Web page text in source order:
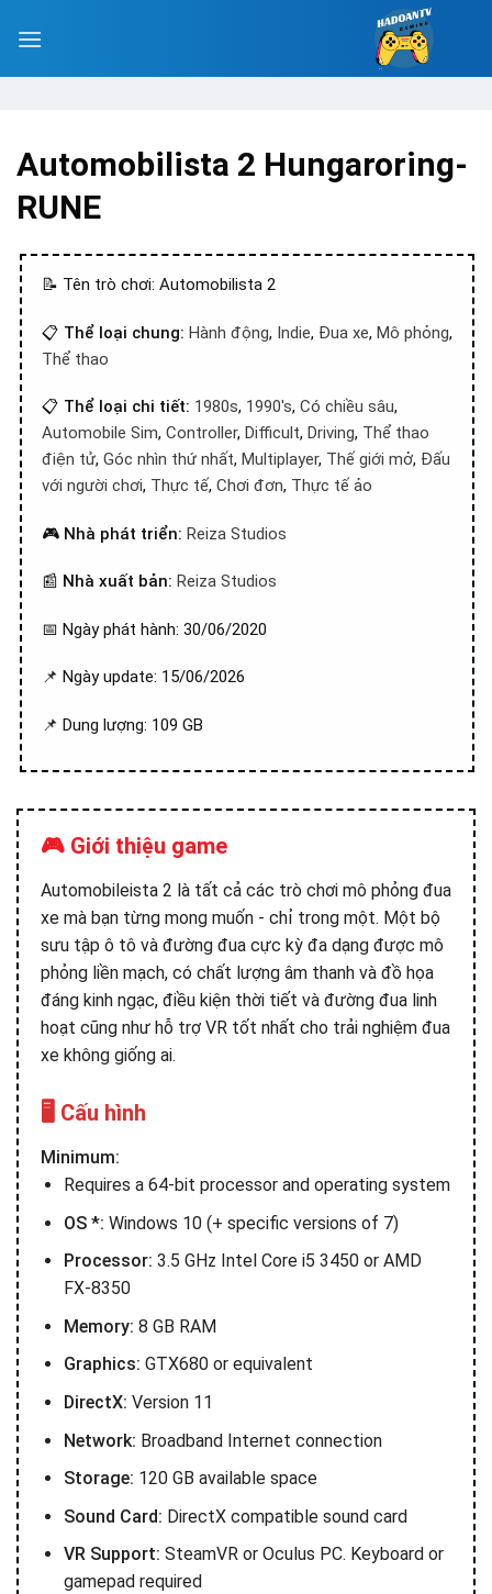
Automobilista 2 Hungaroring-
RUNE
📝 Tên trò chơi: Automobilista 2
📋 Thể loại chung: Hành động, Indie, Đua xe, Mô phỏng,
Thể thao
📋 Thể loại chi tiết: 1980s, 1990's, Có chiều sâu,
Automobile Sim, Controller, Difficult, Driving, Thể thao
điện tử, Góc nhìn thứ nhất, Multiplayer, Thế giới mở, Đấu
với người chơi, Thực tế, Chơi đơn, Thực tế ảo
🎮 Nhà phát triển: Reiza Studios
📰 Nhà xuất bản: Reiza Studios
📅 Ngày phát hành: 30/06/2020
📌 Ngày update: 15/06/2026
📌 Dung lượng: 109 GB
🎮 Giới thiệu game
Automobileista 2 là tất cả các trò chơi mô phỏng đua
xe mà bạn từng mong muốn - chỉ trong một. Một bộ
sưu tập ô tô và đường đua cực kỳ đa dạng được mô
phỏng liền mạch, có chất lượng âm thanh và đồ họa
đáng kinh ngạc, điều kiện thời tiết và đường đua linh
hoạt cũng như hỗ trợ VR tốt nhất cho trải nghiệm đua
xe không giống ai.
🖥️ Cấu hình
Minimum:
Requires a 64-bit processor and operating system
OS *: Windows 10 (+ specific versions of 7)
Processor: 3.5 GHz Intel Core i5 3450 or AMD
FX-8350
Memory: 8 GB RAM
Graphics: GTX680 or equivalent
DirectX: Version 11
Network: Broadband Internet connection
Storage: 120 GB available space
Sound Card: DirectX compatible sound card
VR Support: SteamVR or Oculus PC. Keyboard or
gamepad required